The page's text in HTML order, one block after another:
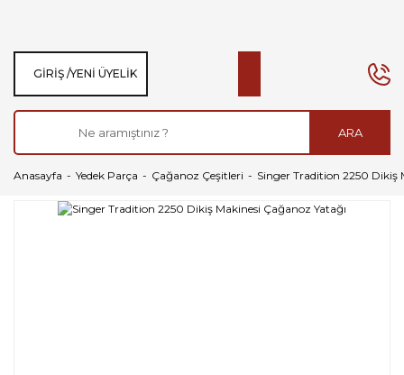
ARA
GIRIŞ /YENI ÜYELIK
Anasayfa Yedek Parça Çağanoz Çeşitleri Singer Tradition 2250 Dikiş